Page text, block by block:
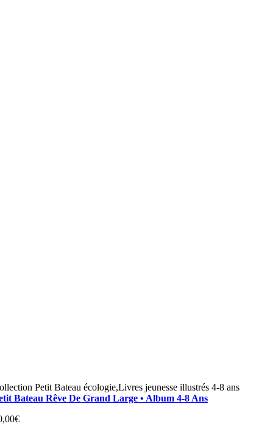
Petit Bateau écologie,Livres jeunesse illustrés 4-8 ans
Bateau Rêve De Grand Large • Album 4-8 Ans
€